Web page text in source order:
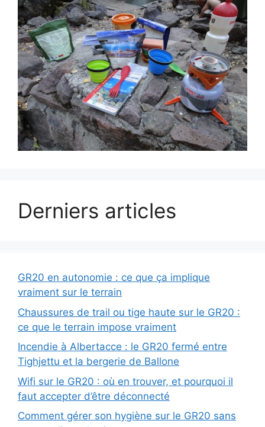
Derniers articles
GR20 en autonomie : ce que ça implique
vraiment sur le terrain
Chaussures de trail ou tige haute sur le GR20 :
ce que le terrain impose vraiment
Incendie à Albertacce : le GR20 fermé entre
Tighjettu et la bergerie de Ballone
Wifi sur le GR20 : où en trouver, et pourquoi il
faut accepter d’être déconnecté
Comment gérer son hygiène sur le GR20 sans